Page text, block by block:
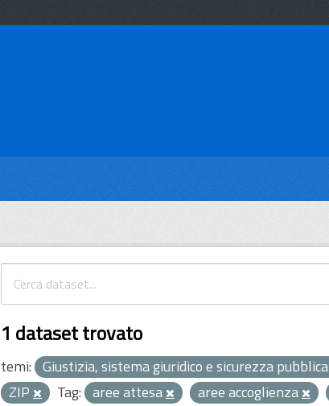
1 dataset trovato
temi: Giustizia, sistema giuridico e sicurezza pubblica
ZIP
Tag: aree attesa aree accoglienza